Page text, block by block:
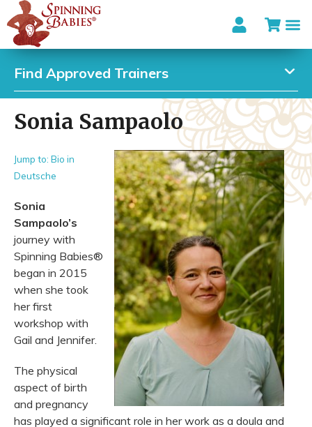
Sonia Sampaolo
Jump to: Bio in
Deutsche
Sonia
Sampaolo’s
journey with
Spinning Babies®
began in 2015
when she took
her first
workshop with
Gail and Jennifer.
The physical
aspect of birth
and pregnancy
has played a significant role in her work as a doula and
Find Approved Trainers